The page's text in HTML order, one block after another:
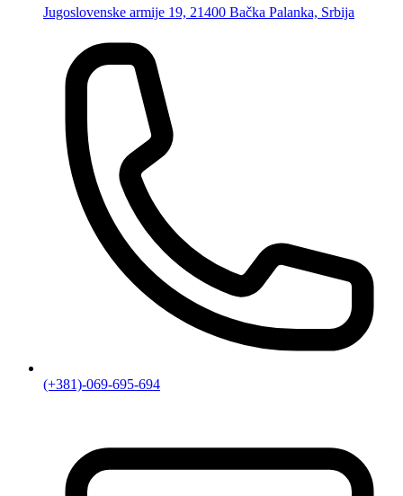
Jugoslovenske armije 19, 21400 Bačka Palanka, Srbija
(+381)-069-695-694